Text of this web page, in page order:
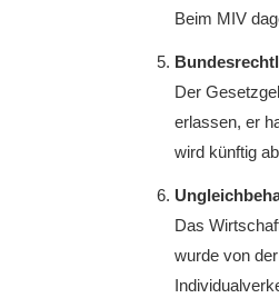
Beim MIV
Der
erlassen, er
wird künftig
Das
wurde von